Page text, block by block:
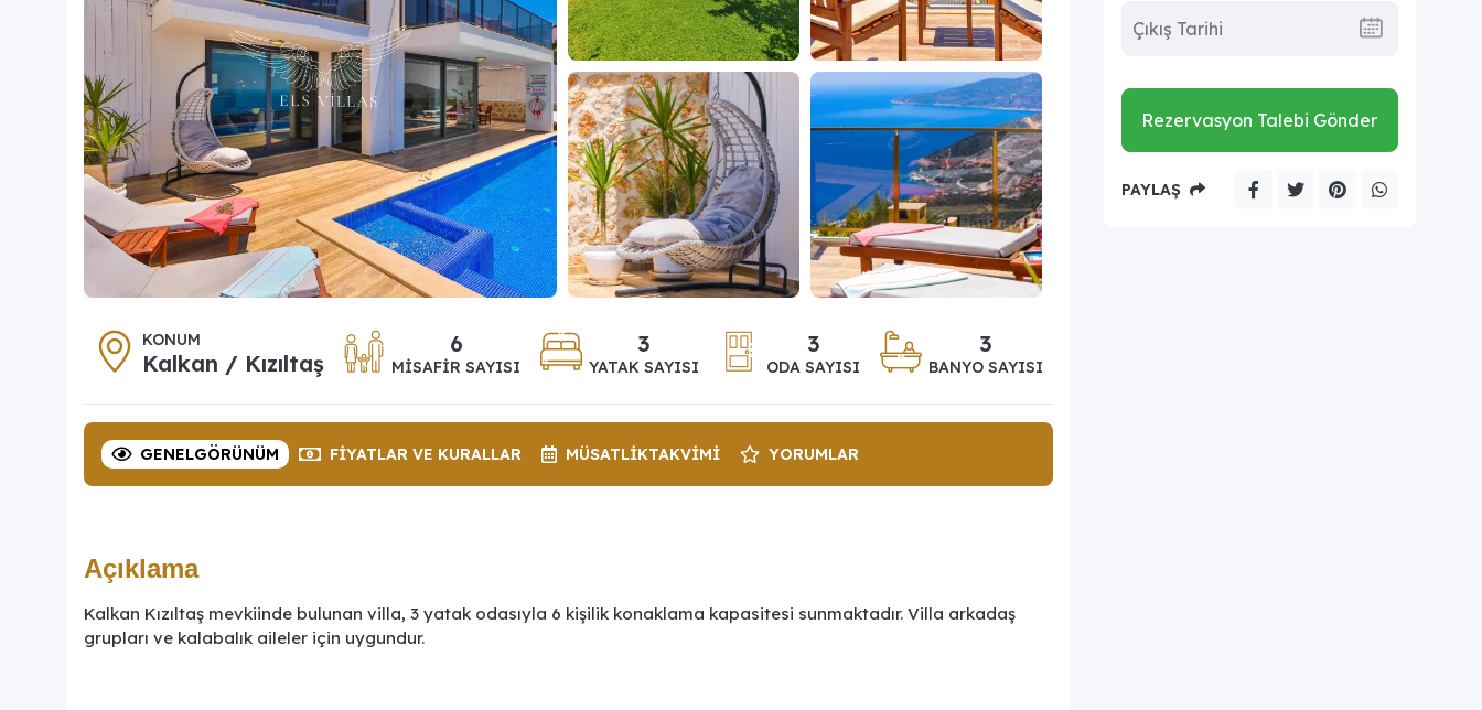
KONUM
Kalkan / Kızıltaş
6
MISAFIR SAYISI
3
YATAK SAYISI
3
ODA SAYISI
3
BANYO SAYISI
GENELGÖRÜNÜM FIYATLAR VE KURALLAR MÜSATLIKTAKVIMI YORUMLAR
Açıklama
Kalkan Kızıltaş mevkiinde bulunan villa, 3 yatak odasıyla 6 kişilik konaklama kapasitesi sunmaktadır. Villa arkadaş
grupları ve kalabalık aileler için uygundur.
Rezervasyon Talebi Gönder
PAYLAŞ